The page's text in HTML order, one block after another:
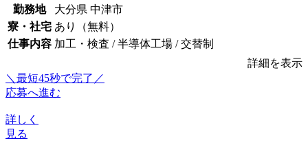
勤務地
大分県 中津市
寮・社宅 あり（無料）
仕事内容 加工・検査 / 半導体工場 / 交替制
詳細を表示
＼最短45秒で完了／
応募へ進む
詳しく
見る